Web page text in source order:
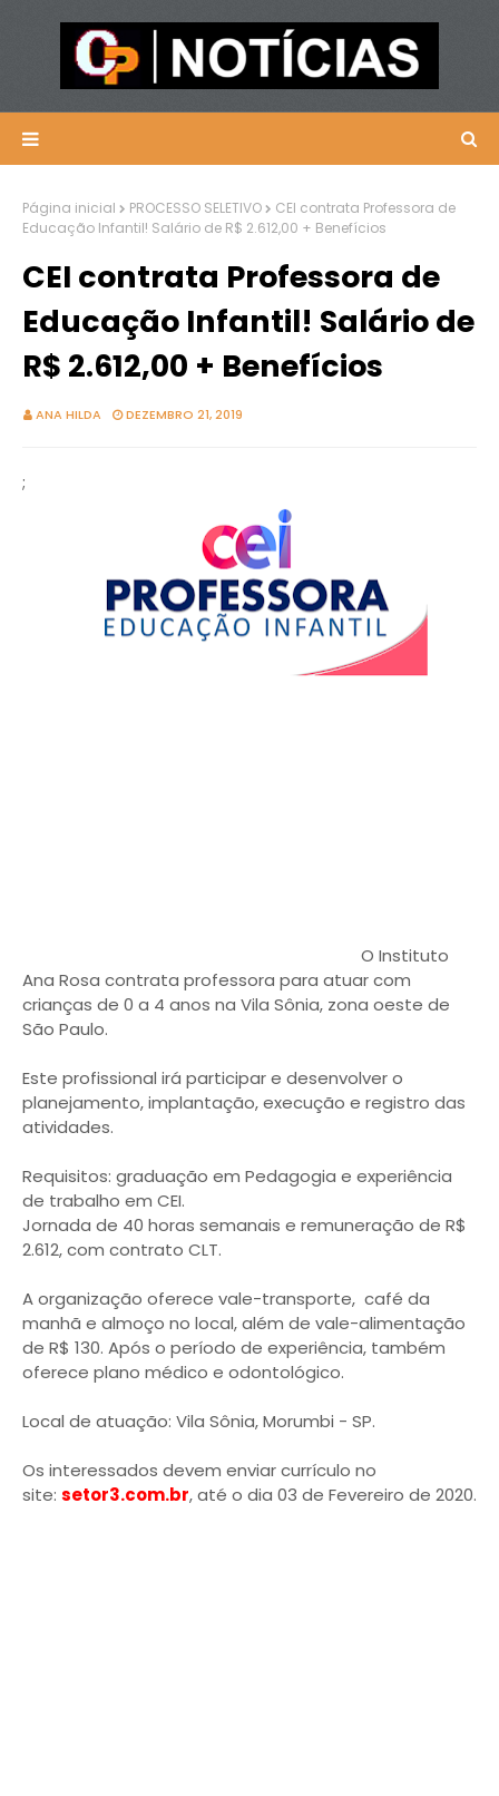
Página inicial PROCESSO SELETIVO
CEI contrata Professora de
Educação Infantil! Salário de R$ 2.612,00 + Benefícios
CEI contrata Professora de
Educação Infantil! Salário de
R$ 2.612,00 + Benefícios
ANA HILDA DEZEMBRO 21, 2019
;
O Instituto
Ana Rosa contrata professora para atuar com
crianças de 0 a 4 anos na Vila Sônia, zona oeste de
São Paulo.
Este profissional irá participar e desenvolver o
planejamento, implantação, execução e registro das
atividades.
Requisitos: graduação em Pedagogia e experiência
de trabalho em CEI.
Jornada de 40 horas semanais e remuneração de R$
2.612, com contrato CLT.
A organização oferece vale-transporte, café da
manhã e almoço no local, além de vale-alimentação
de R$ 130. Após o período de experiência, também
oferece plano médico e odontológico.
Local de atuação: Vila Sônia, Morumbi - SP.
Os interessados devem enviar currículo no
site: setor3.com.br, até o dia 03 de Fevereiro de 2020.